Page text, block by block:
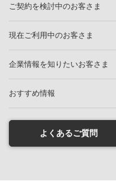
ご契約を検討中のお客さま
現在ご利用中のお客さま
企業情報を知りたいお客さま
おすすめ情報
よくあるご質問